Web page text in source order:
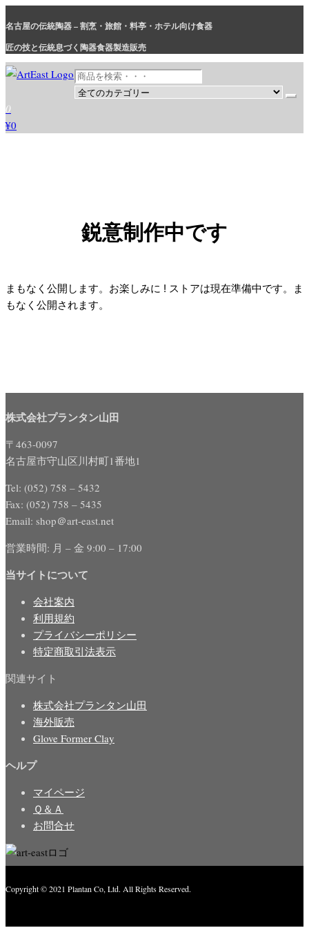
ン
テ
ン
ツ
ス
キ
名古屋の伝統陶器 – 割烹・旅館・料亭・ホテル向け食器
匠の技と伝統息づく陶器食器製造販売
和食器・洋食器通販｜割烹・旅館・料亭・ホテル等業務用卸販売
業務用から個人用まで、おしゃれでかわいい和食器・洋食器はま
とめ買いがお得です。
0
¥0
鋭意制作中です
まもなく公開します。お楽しみに ! ストアは現在準備中です。ま
もなく公開されます。
株式会社プランタン山田
〒463-0097
名古屋市守山区川村町1番地1
Tel: (052) 758 – 5432
Fax: (052) 758 – 5435
Email: shop＠art-east.net
営業時間: 月 – 金 9:00 – 17:00
当サイトについて
会社案内
利用規約
プライバシーポリシー
特定商取引法表示
関連サイト
株式会社プランタン山田
海外販売
Glove Former Clay
ヘルプ
マイページ
Ｑ＆Ａ
お問合せ
Copyright © 2021 Plantan Co, Ltd. All Rights Reserved.